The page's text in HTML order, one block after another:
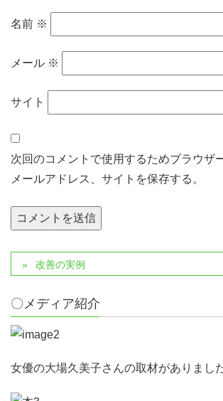
名前 ※
メール ※
サイト
次回のコメントで使用するためブラウザ
メールアドレス、サイトを保存する。
改善の実例
〇メディア紹介
女優の大場久美子さんの取材がありました